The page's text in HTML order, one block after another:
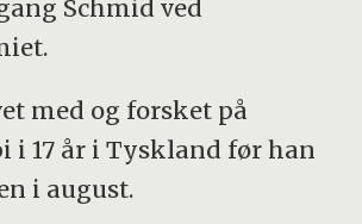
Schmid ved
med og forsket på
i 17 år i Tyskland før han
i august.